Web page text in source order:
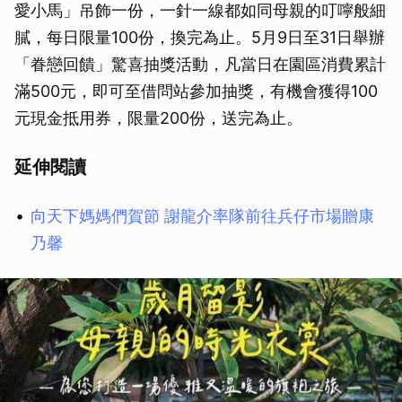
愛小馬」吊飾一份，一針一線都如同母親的叮嚀般細
膩，每日限量100份，換完為止。5月9日至31日舉辦
「眷戀回饋」驚喜抽獎活動，凡當日在園區消費累計
滿500元，即可至借問站參加抽獎，有機會獲得100
元現金抵用券，限量200份，送完為止。
延伸閱讀
向天下媽媽們賀節 謝龍介率隊前往兵仔市場贈康
乃馨